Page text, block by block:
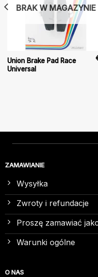
BRAK W MAGAZYNIE
Union Brake Pad Race
Universal
ZAMAWIANIE
Wysyłka
Zwroty i refundacje
Proszę zamawiać
Warunki ogólne
O NAS